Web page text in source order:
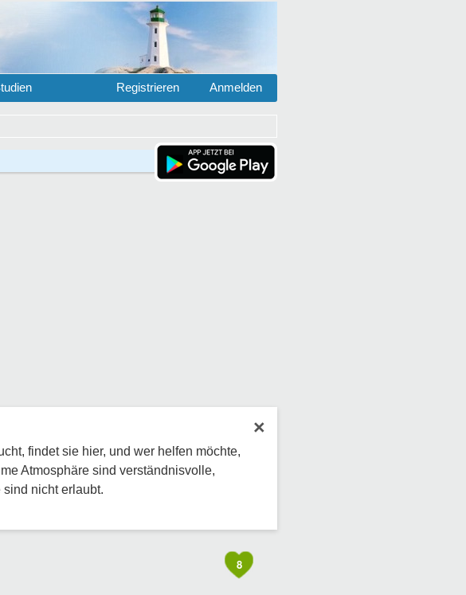
Anmelden
Registrieren
×
findet sie hier, und wer helfen möchte,
Atmosphäre sind verständnisvolle,
nicht erlaubt.
8